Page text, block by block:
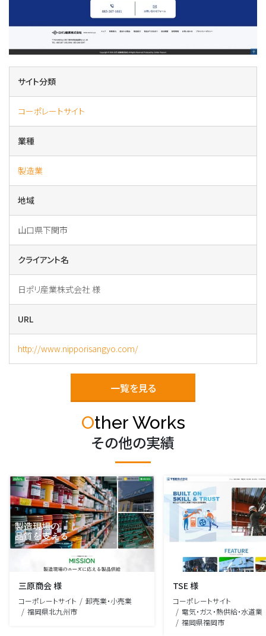
サイト分類
コーポレートサイト
業種
製造業
地域
山口県下関市
クライアント名
日ポリ産業株式会社 様
URL
http://www.nipporisangyo.com/
一覧を見る
Other Works
その他の実績
三原商会 様
コーポレートサイト
卸売業・小売業
福岡県北九州市
TSE 様
コーポレートサイト
電気・ガス・熱供給・水道業
福岡県福岡市